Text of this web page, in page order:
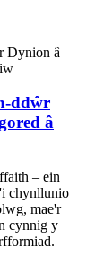
ddŵr
â
– ein
chynllunio
mae'r
cynnig y